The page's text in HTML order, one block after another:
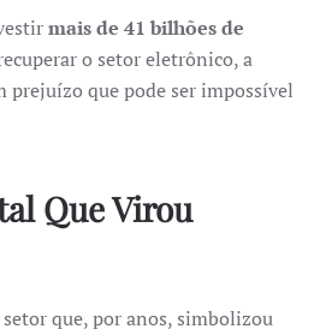
mais de 41 bilhões de
o setor eletrônico, a
prejuízo que pode ser impossível
Que Virou
que, por anos, simbolizou